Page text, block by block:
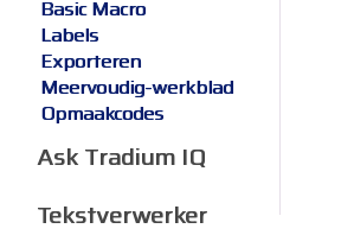
Basic Macro
Labels
Exporteren
Meervoudig-werkblad
Opmaakcodes
Ask Tradium IQ
Tekstverwerker